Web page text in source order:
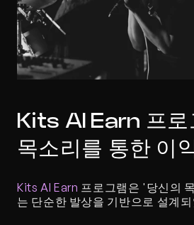
Kits AI Earn 프로
목소리를 통한 이
Kits AI Earn 프로그램은 '당신의
는 단순한 발상을 기반으로 설계